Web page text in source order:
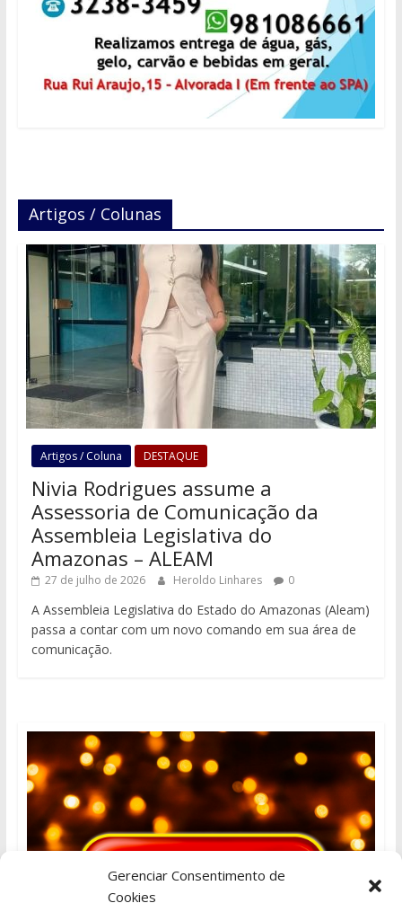
Gerenciar Consentimento de
Cookies
Artigos / Colunas
Artigos / Coluna DESTAQUE
Nivia Rodrigues assume a
Assessoria de Comunicação da
Assembleia Legislativa do
Amazonas – ALEAM
27 de julho de 2026 Heroldo Linhares 0
A Assembleia Legislativa do Estado do Amazonas (Aleam)
passa a contar com um novo comando em sua área de
comunicação.